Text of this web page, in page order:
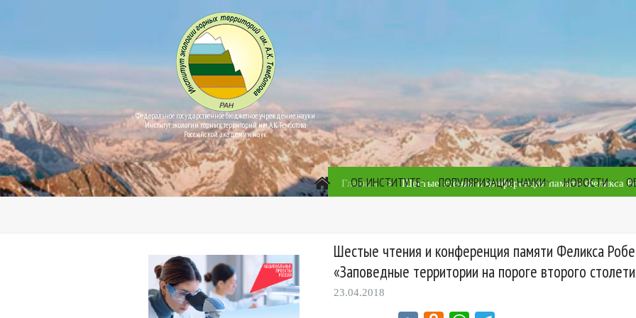
Федеральное государственное бюджетное учреждение науки
Институт экологии горных территорий им. А.К. Темботова
Российской академии наук
ОБ ИНСТИТУТЕ ПОПУЛЯРИЗАЦИЯ НАУКИ НОВОСТИ
Главная > Шестые чтения и конференция памяти Феликса
Шестые чтения и конференция памяти Феликса
«Заповедные территории на пороге второго
23.04.2018